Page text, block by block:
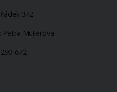
342
Petra Müllerová
672